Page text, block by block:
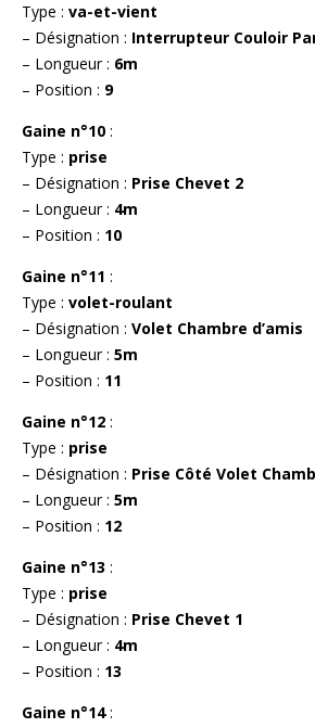
Type : va-et-vient
– Désignation : Interrupteur Couloir
– Longueur : 6m
– Position : 9
Gaine n°10 :
Type : prise
– Désignation : Prise Chevet 2
– Longueur : 4m
– Position : 10
Gaine n°11 :
Type : volet-roulant
– Désignation : Volet Chambre d’amis
– Longueur : 5m
– Position : 11
Gaine n°12 :
Type : prise
– Désignation : Prise Côté Volet
– Longueur : 5m
– Position : 12
Gaine n°13 :
Type : prise
– Désignation : Prise Chevet 1
– Longueur : 4m
– Position : 13
Gaine n°14: